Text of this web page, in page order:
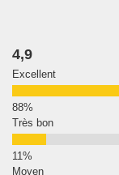
4,9
Excellent
Très bon
Moyen